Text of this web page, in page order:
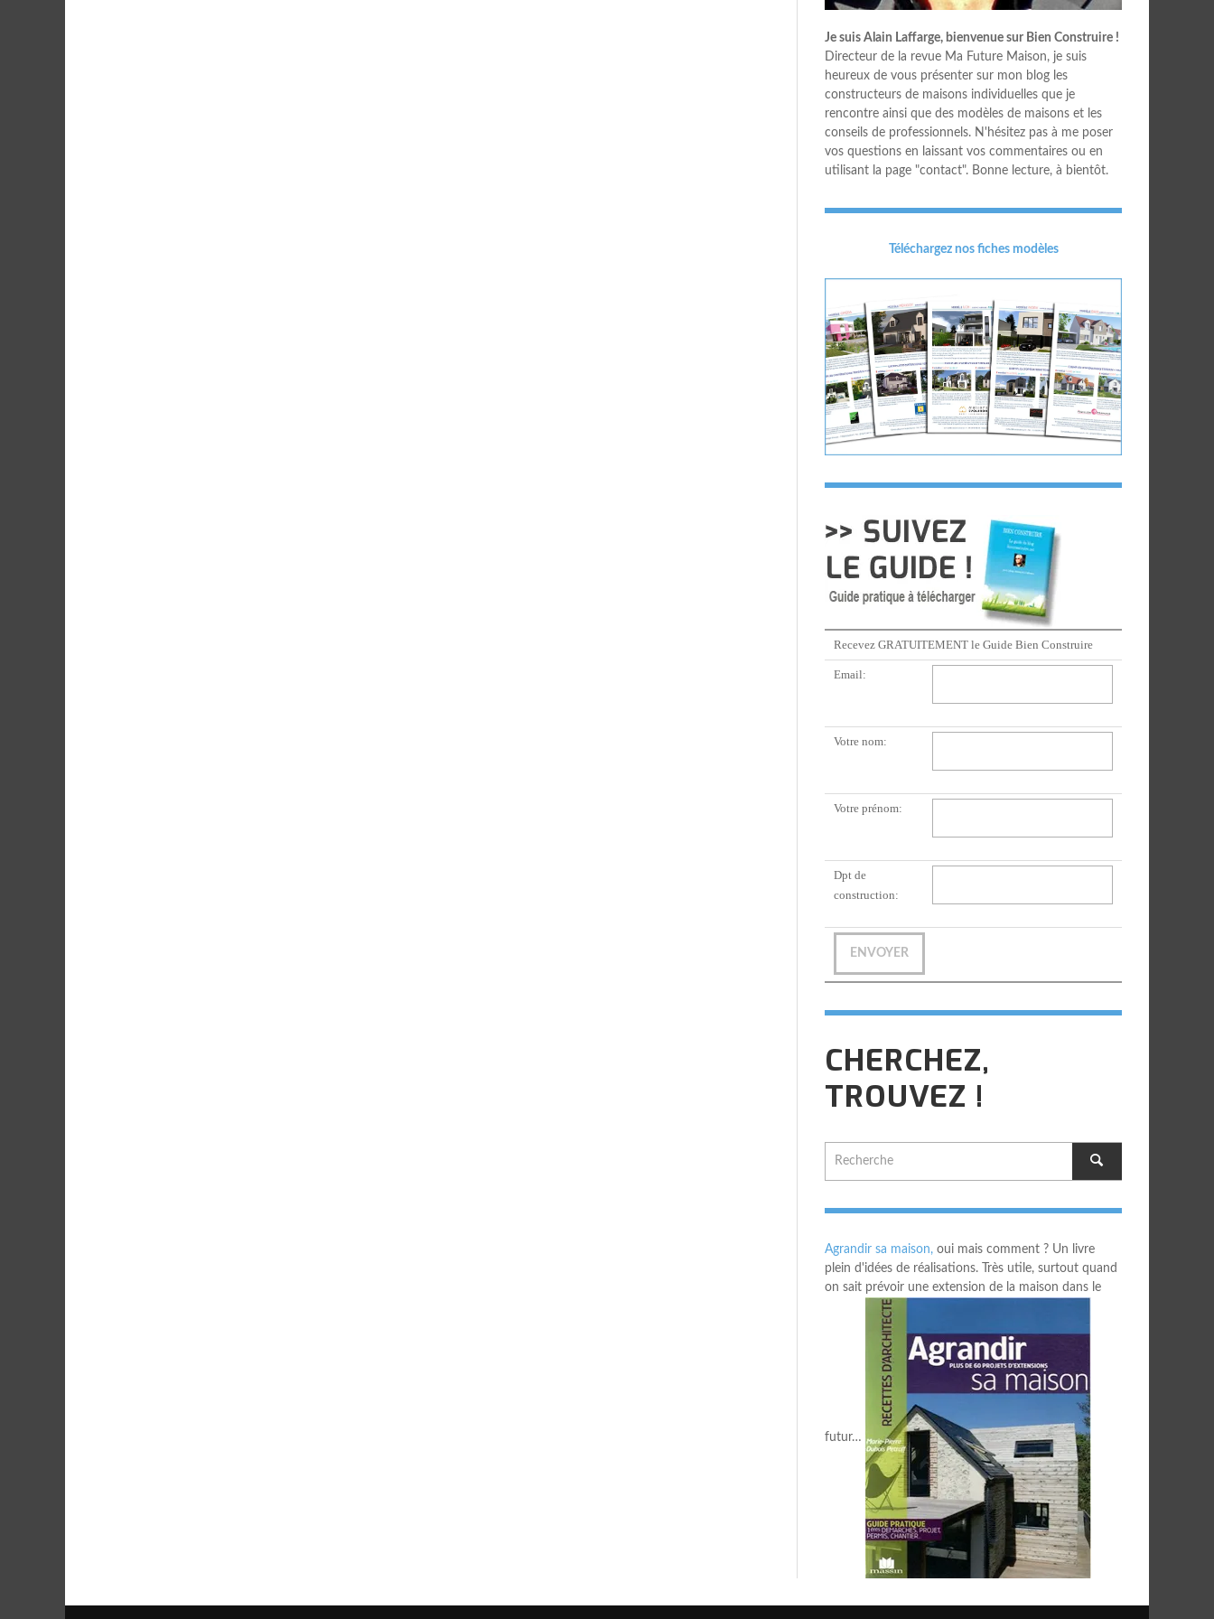
Je suis Alain Laffarge, bienvenue sur Bien Construire !
Directeur de la revue Ma Future Maison, je suis
heureux de vous présenter sur mon blog les
constructeurs de maisons individuelles que je
rencontre ainsi que des modèles de maisons et les
conseils de professionnels. N'hésitez pas à me poser
vos questions en laissant vos commentaires ou en
utilisant la page "contact". Bonne lecture, à bientôt.
Téléchargez nos fiches modèles
Recevez GRATUITEMENT le Guide Bien Construire
Email:
Votre nom:
Votre prénom:
Dpt de
construction:
CHERCHEZ,
TROUVEZ !
Agrandir sa maison, oui mais comment ? Un livre
plein d'idées de réalisations. Très utile, surtout quand
on sait prévoir une extension de la maison dans le
futur…